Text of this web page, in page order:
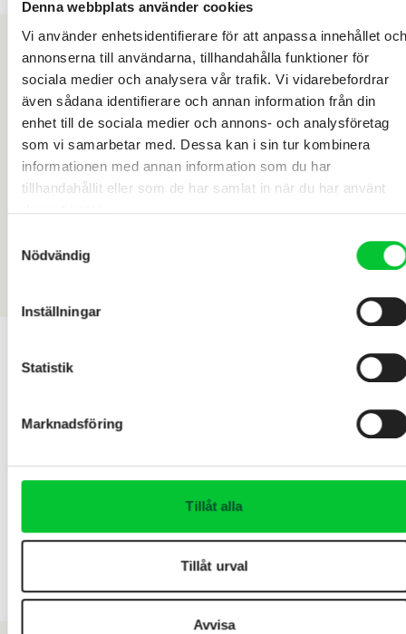
Denna webbplats använder cookies
Vi använder enhetsidentifierare för att anpassa innehållet och
annonserna till användarna, tillhandahålla funktioner för
sociala medier och analysera vår trafik. Vi vidarebefordrar
även sådana identifierare och annan information från din
enhet till de sociala medier och annons- och analysföretag
som vi samarbetar med. Dessa kan i sin tur kombinera
informationen med annan information som du har
tillhandahållit eller som de har samlat in när du har använt
Nödvändig
Inställningar
Statistik
Marknadsföring
Tillåt alla
Tillåt urval
Avvisa